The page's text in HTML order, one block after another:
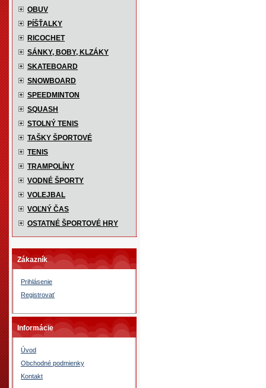
OBUV
PÍŠŤALKY
RICOCHET
SÁNKY, BOBY, KLZÁKY
SKATEBOARD
SNOWBOARD
SPEEDMINTON
SQUASH
STOLNÝ TENIS
TAŠKY ŠPORTOVÉ
TENIS
TRAMPOLÍNY
VODNÉ ŠPORTY
VOLEJBAL
VOĽNÝ ČAS
OSTATNÉ ŠPORTOVÉ HRY
Zákazník
Prihlásenie
Registrovať
Informácie
Úvod
Obchodné podmienky
Kontakt